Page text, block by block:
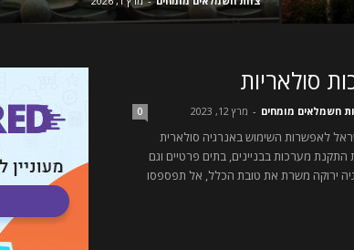
סולאריות
חשמלאים מומחים - מרץ 12, 2023 0
לאפשרות השימוש באנרגיה סולארית
התקנת מערכות בבניינים, בתים פרטיים וגם
ירוקה משרת את טובת הכלל, אל תפספסו